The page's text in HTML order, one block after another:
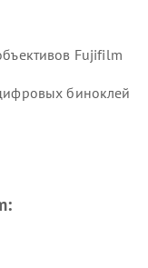
Fujifilm
биноклей